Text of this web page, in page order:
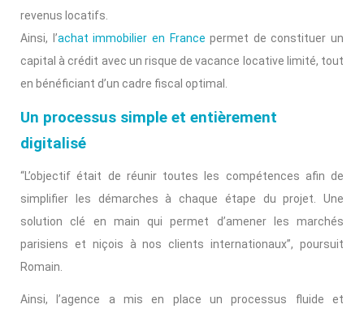
revenus locatifs.
Ainsi, l’achat immobilier en France permet de constituer un
capital à crédit avec un risque de vacance locative limité, tout
en bénéficiant d’un cadre fiscal optimal.
Un processus simple et entièrement
digitalisé
“L’objectif était de réunir toutes les compétences afin de
simplifier les démarches à chaque étape du projet. Une
solution clé en main qui permet d’amener les marchés
parisiens et niçois à nos clients internationaux”, poursuit
Romain.
Ainsi, l’agence a mis en place un processus fluide et